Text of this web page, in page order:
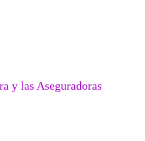
y las Aseguradoras